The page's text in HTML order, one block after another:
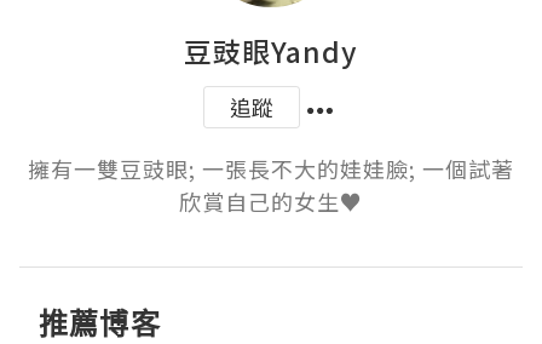
豆豉眼Yandy
追蹤
擁有一雙豆豉眼; 一張長不大的娃娃臉; 一個試著
欣賞自己的女生♥
推薦博客